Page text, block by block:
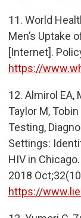
11. World
Men’s Uptake
[Internet].
https://
12. Almirol EA,
Taylor M,
Testing,
Settings:
HIV in
2018
https://